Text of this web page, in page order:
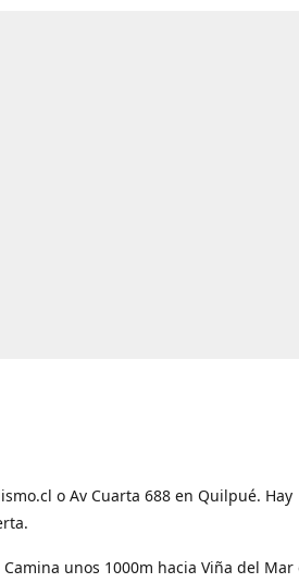
o Av Cuarta 688 en Quilpué. Hay
unos 1000m hacia Viña del Mar